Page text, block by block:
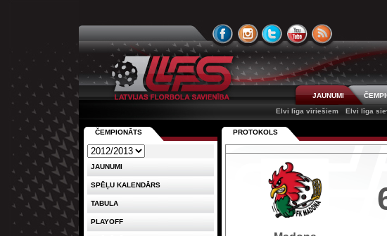
JAUNUMI
Elvi līga vīriešiem
Elvi līga
PROTOKOLS
ČEMPIONĀTS
JAUNUMI
SPĒĻU KALENDĀRS
TABULA
PLAYOFF